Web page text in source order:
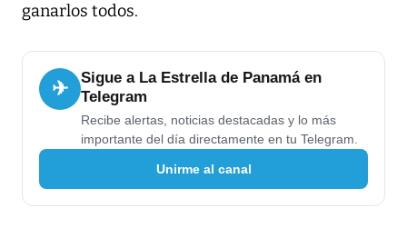
ganarlos todos.
✈
Sigue a La Estrella de Panamá en
Telegram
Recibe alertas, noticias destacadas y lo más
importante del día directamente en tu Telegram.
Unirme al canal